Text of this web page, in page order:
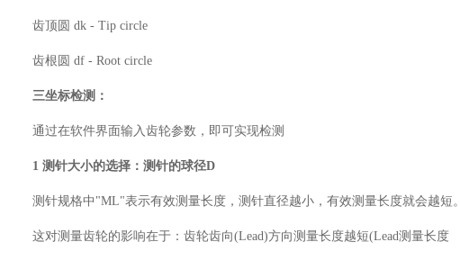
齿顶圆 dk - Tip circle
齿根圆 df - Root circle
三坐标检测：
通过在软件界面输入齿轮参数，即可实现检测
1 测针大小的选择：测针的球径D
测针规格中"ML"表示有效测量长度，测针直径越小，有效测量长度就会越短。
这对测量齿轮的影响在于：齿轮齿向(Lead)方向测量长度越短(Lead测量长度